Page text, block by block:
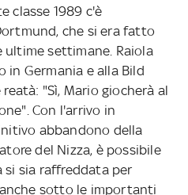
classe 1989 c'è
che si era fatto
settimane. Raiola
in Germania e alla Bild
"Sì, Mario giocherà al
Con l'arrivo in
abbandono della
del Nizza, è possibile
si sia raffreddata per
sotto le importanti